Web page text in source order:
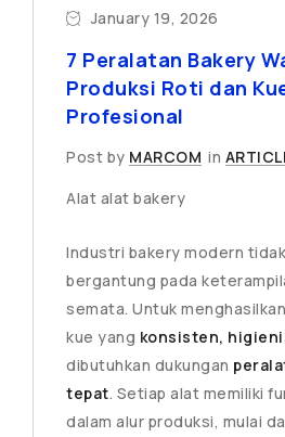
January 19, 2026
7 Peralatan Bakery
Produksi Roti dan
Profesional
Post by MARCOM in
Alat alat bakery
Industri bakery modern
bergantung pada
semata. Untuk
kue yang konsisten,
dibutuhkan dukungan
tepat. Setiap alat memiliki
dalam alur produksi, mulai